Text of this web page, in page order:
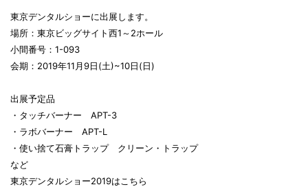
東京デンタルショーに出展します。
場所：東京ビッグサイト西1～2ホール
小間番号：1-093
会期：2019年11月9日(土)~10日(日)
出展予定品
・タッチバーナー APT-3
・ラボバーナー APT-L
・使い捨て石膏トラップ クリーン・トラップ
など
東京デンタルショー2019は こちら